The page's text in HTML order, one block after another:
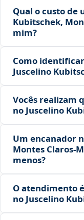
Qual o custo de
Kubitschek,
mim?
Como
Juscelino
Vocês realizam
no Juscelino
Um encanador
Montes
menos?
O atendimento
no Juscelino